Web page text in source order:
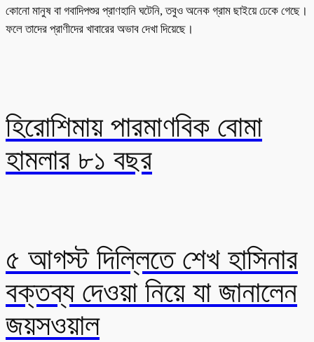
কোনো মানুষ বা গবাদিপশুর প্রাণহানি ঘটেনি, তবুও অনেক গ্রাম ছাইয়ে ঢেকে গেছে।
ফলে তাদের প্রাণীদের খাবারের অভাব দেখা দিয়েছে।
হিরোশিমায় পারমাণবিক বোমা
হামলার ৮১ বছর
৫ আগস্ট দিল্লিতে শেখ হাসিনার
বক্তব্য দেওয়া নিয়ে যা জানালেন
জয়সওয়াল